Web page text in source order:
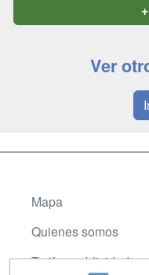
Ver
Mapa
Quienes somos
Tarifas publicidad